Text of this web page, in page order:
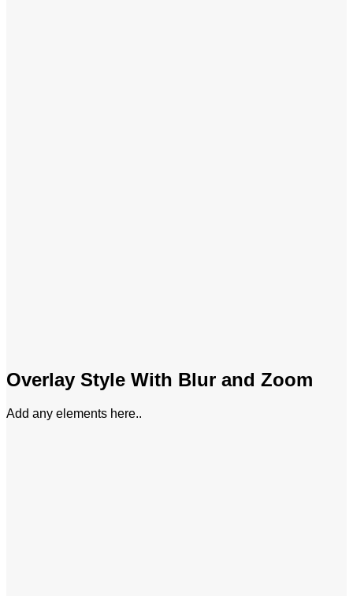
Overlay Style With Blur and Zoom
Add any elements here..